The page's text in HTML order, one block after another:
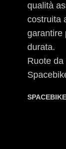
qualità
costruita
garantire
durata.
Ruote